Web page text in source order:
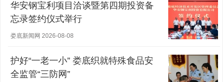
华安钢宝利项目洽谈暨第四期投资备
忘录签约仪式举行
娄底新闻网 2026-08-08
护好“一老一小” 娄底织就特殊食品安
全监管“三防网”